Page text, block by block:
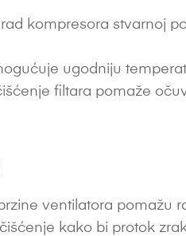
kompresora stvarnoj
ugodniju
filtara pomaže
ventilatora pomažu
kako bi protok